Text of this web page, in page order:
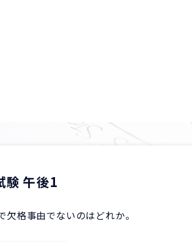
験 午後1
格事由でないのはどれか。